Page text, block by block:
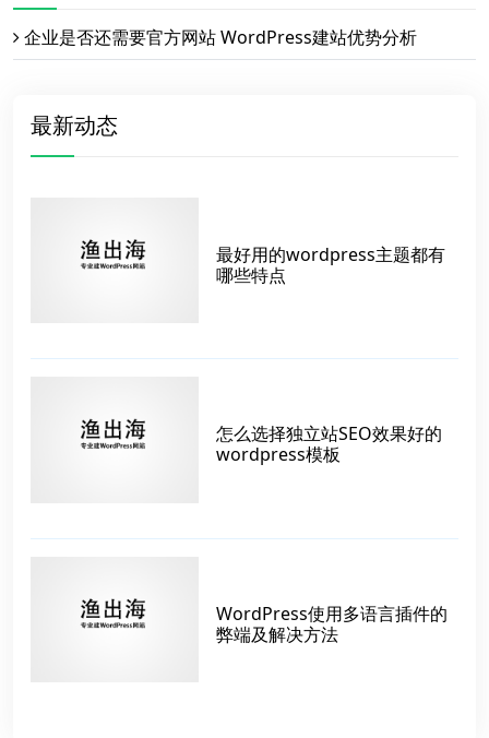
企业是否还需要官方网站 WordPress建站优势分析
最新动态
最好用的wordpress主题都有
哪些特点
怎么选择独立站SEO效果好的
wordpress模板
WordPress使用多语言插件的
弊端及解决方法